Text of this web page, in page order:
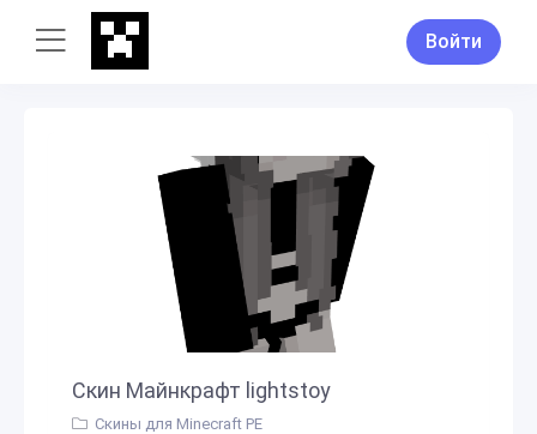
Войти
Скин Майнкрафт lightstoy
Скины для Minecraft PE